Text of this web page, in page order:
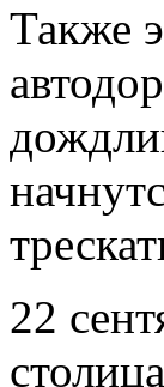
Также
22